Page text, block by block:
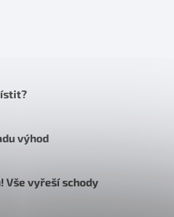
výhod
Vše vyřeší schody